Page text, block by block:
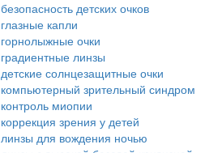
безопасность детских очков
глазные капли
горнолыжные очки
градиентные линзы
детские солнцезащитные очки
компьютерный зрительный синдром
контроль миопии
коррекция зрения у детей
линзы для вождения ночью